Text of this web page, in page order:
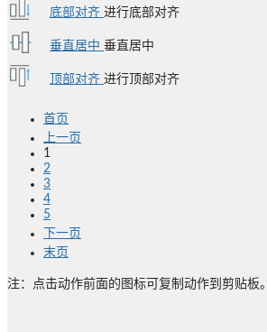
底部对齐 进行底部对齐
垂直居中 垂直居中
顶部对齐 进行顶部对齐
首页
上一页
1
2
3
4
5
下一页
末页
注：点击动作前面的图标可复制动作到剪贴板。